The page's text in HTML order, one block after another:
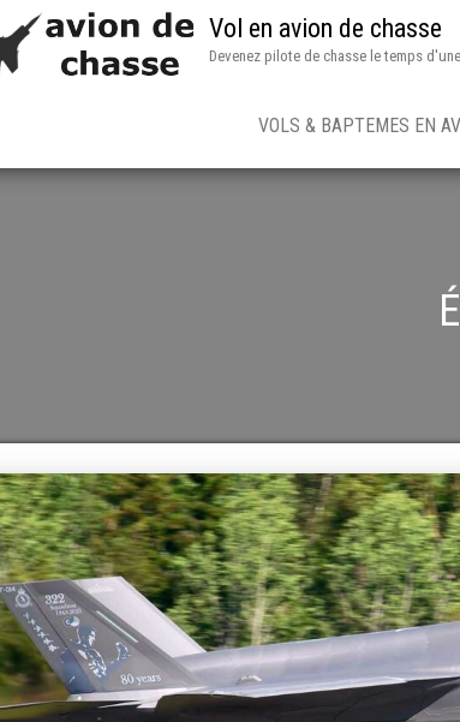
Vol en avion de chasse
Devenez pilote de chasse le temps
VOLS & BAPTEMES EN